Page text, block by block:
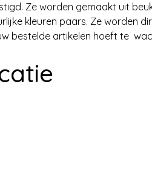
Ze worden gemaakt uit
kleuren paars. Ze worden
bestelde artikelen hoeft te